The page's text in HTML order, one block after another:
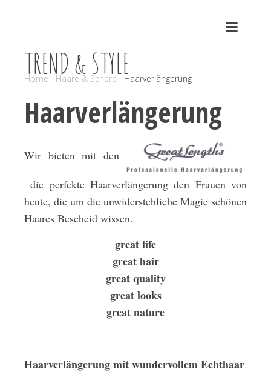
TREND & STYLE
Home Haare & Schere Haarverlängerung
Haarverlängerung
Wir bieten mit den
die perfekte Haarverlängerung den Frauen von
heute, die um die unwiderstehliche Magie schönen
Haares Bescheid wissen.
great life
great hair
great quality
great looks
great nature
Haarverlängerung mit wundervollem Echthaar